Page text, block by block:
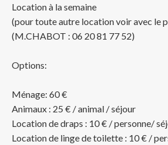
Location à la semaine
(pour toute autre location voir avec le
(M.CHABOT : 06 20 81 77 52)
Options:
Ménage: 60 €
Animaux : 25 € / animal / séjour
Location de draps : 10 € / personne/
Location de linge de toilette : 10 € /